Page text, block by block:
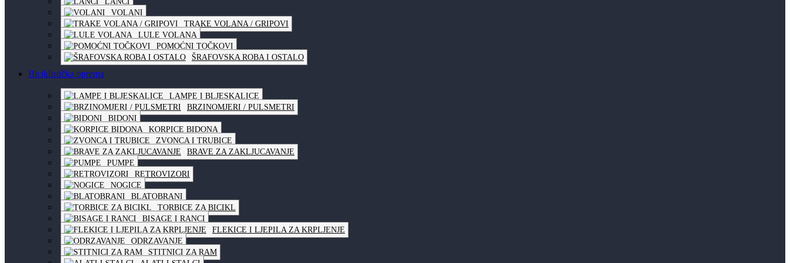
VOLANI
TRAKE VOLANA / GRIPOVI
LULE VOLANA
POMOĆNI TOČKOVI
ŠRAFOVSKA ROBA I OSTALO
Biciklistička oprema
LAMPE I BLJESKALICE
BRZINOMJERI / PULSMETRI
BIDONI
KORPICE BIDONA
ZVONCA I TRUBICE
BRAVE ZA ZAKLJUCAVANJE
PUMPE
RETROVIZORI
NOGICE
BLATOBRANI
TORBICE ZA BICIKL
BISAGE I RANCI
FLEKICE I LJEPILA ZA KRPLJENJE
ODRZAVANJE
STITNICI ZA RAM